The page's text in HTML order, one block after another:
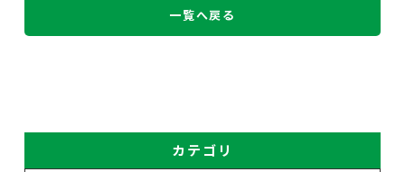
一覧へ戻る
カテゴリ